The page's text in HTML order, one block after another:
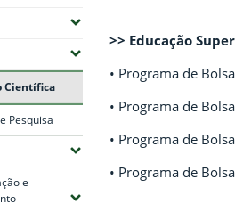
submenus)
submenus)
Científica
Pesquisa
submenus)
e
(Expandir submenus)
>> Educação
• Programa de
• Programa de
• Programa de
• Programa de